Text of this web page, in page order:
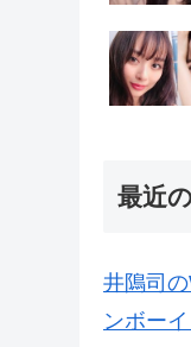
最近
井隝司
ンボーイ